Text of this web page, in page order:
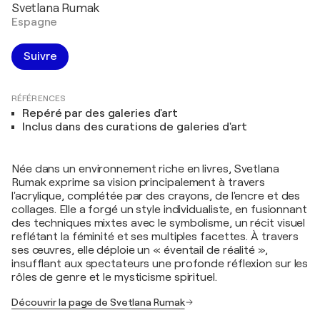
Svetlana Rumak
Espagne
Suivre
RÉFÉRENCES
Repéré par des galeries d'art
Inclus dans des curations de galeries d'art
Née dans un environnement riche en livres, Svetlana
Rumak exprime sa vision principalement à travers
l'acrylique, complétée par des crayons, de l'encre et des
collages. Elle a forgé un style individualiste, en fusionnant
des techniques mixtes avec le symbolisme, un récit visuel
reflétant la féminité et ses multiples facettes. À travers
ses œuvres, elle déploie un « éventail de réalité »,
insufflant aux spectateurs une profonde réflexion sur les
rôles de genre et le mysticisme spirituel.
Découvrir la page de Svetlana Rumak